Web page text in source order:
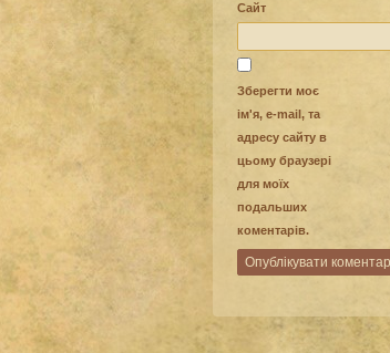
Сайт
Зберегти моє
ім'я, e-mail, та
адресу сайту в
цьому браузері
для моїх
подальших
коментарів.